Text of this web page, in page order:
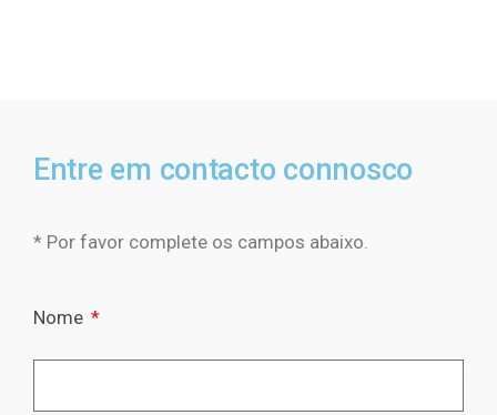
Entre em contacto connosco
* Por favor complete os campos abaixo.
Nome